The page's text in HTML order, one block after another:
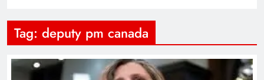
Tag: deputy pm canada